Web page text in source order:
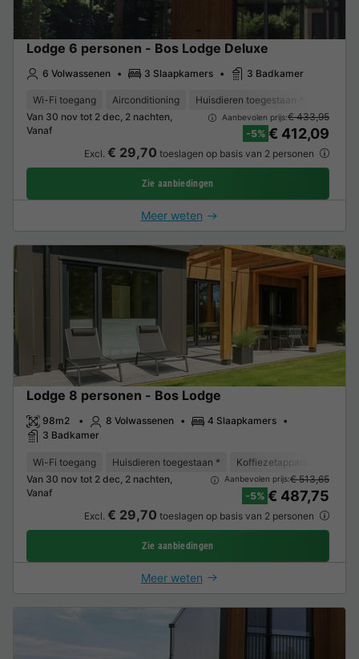
Lodge 6 personen - Bos Lodge Deluxe
6 Volwassenen 3 Slaapkamers 3 Badkamer
Wi-Fi toegang Airconditioning Huisdieren toegestaan *
Van 30 nov tot 2 dec, 2 nachten,
Vanaf
Aanbevolen prijs:€ 433,95
-5% € 412,09
Excl. € 29,70 toeslagen op basis van 2 personen
Zie aanbiedingen
Meer weten
Lodge 8 personen - Bos Lodge
98m2 8 Volwassenen
4 Slaapkamers
3 Badkamer
Wi-Fi toegang Huisdieren toegestaan * Koffiezetapparaat
Van 30 nov tot 2 dec, 2 nachten,
Vanaf
Aanbevolen prijs:€ 513,65
-5% € 487,75
Excl. € 29,70 toeslagen op basis van 2 personen
Zie aanbiedingen
Meer weten